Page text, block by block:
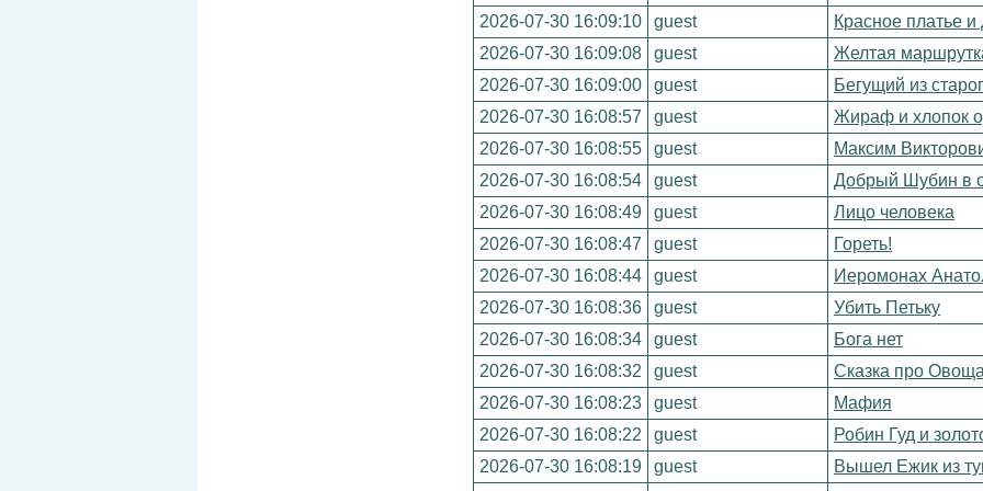
2026-07-30 16:09:10 guest
Красное платье и
2026-07-30 16:09:08
guest
Желтая
2026-07-30 16:09:00
guest
Бегущий из
2026-07-30 16:08:57
guest
Жираф и хлопок
2026-07-30 16:08:55
guest
Максим
2026-07-30 16:08:54
guest
Добрый Шубин в
2026-07-30 16:08:49
guest
Лицо человека
2026-07-30 16:08:47
guest
Гореть!
2026-07-30 16:08:44
guest
Иеромонах
2026-07-30 16:08:36
guest
Убить Петьку
2026-07-30 16:08:34
guest
Бога нет
2026-07-30 16:08:32
guest
Сказка про
2026-07-30 16:08:23
guest
Мафия
2026-07-30 16:08:22
guest
Робин Гуд и
2026-07-30 16:08:19
guest
Вышел Ежик из